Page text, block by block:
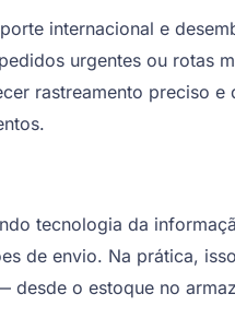
internacional e
urgentes ou rotas
rastreamento preciso
tecnologia da
de envio. Na prática,
o estoque no